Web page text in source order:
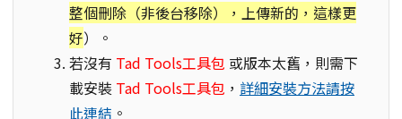
整個刪除（非後台移除），上傳新的，這樣更
好）。
若沒有 Tad Tools工具包 或版本太舊，則需下
載安裝 Tad Tools工具包 ， 詳細安裝方法請按
此連結 。